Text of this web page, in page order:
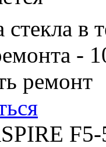
стекла в
-
ремонт
F5-